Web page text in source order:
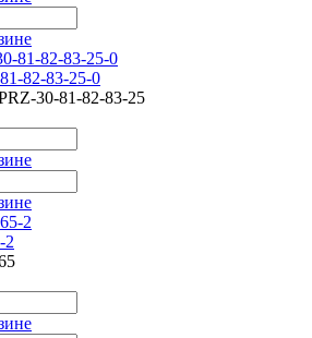
82-83-25-0
30-81-82-83-25
2